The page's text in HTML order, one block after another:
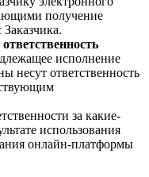
получение
исполнение
несут ответственность
за какие-
использования
онлайн-платформы